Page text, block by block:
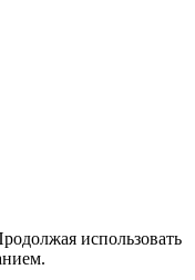
использовать